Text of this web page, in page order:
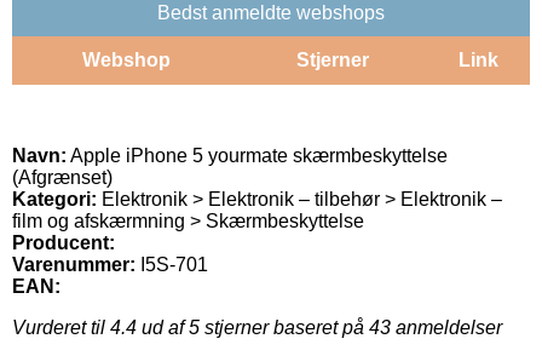
Bedst anmeldte webshops
Webshop Stjerner Link
Navn: Apple iPhone 5 yourmate skærmbeskyttelse
(Afgrænset)
Kategori: Elektronik > Elektronik – tilbehør > Elektronik –
film og afskærmning > Skærmbeskyttelse
Producent:
Varenummer: I5S-701
EAN:
Vurderet til 4.4 ud af 5 stjerner baseret på 43 anmeldelser